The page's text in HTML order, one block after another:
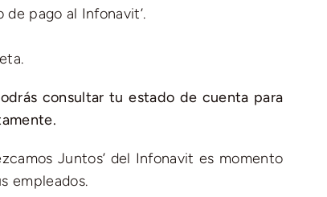
de pago al Infonavit’.
consultar tu estado de cuenta para
Juntos’ del Infonavit es momento
empleados.